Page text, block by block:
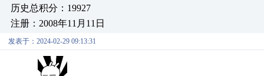
历史总积分：19927
注册：2008年11月11日
发表于：2024-02-29 09:13:31